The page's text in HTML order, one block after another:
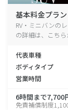
基本料金プラン
RV・ミニバンの
の詳細は、こちら
代表車種
ボディタイプ
営業時間
6時間まで7,700
免責補償制度